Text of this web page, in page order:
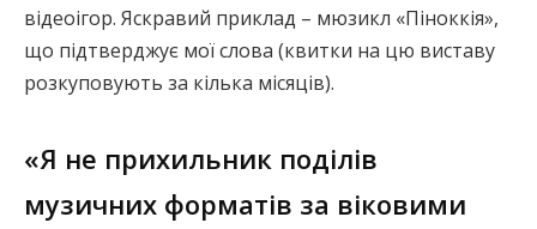
відеоігор. Яскравий приклад – мюзикл «Піноккія»,
що підтверджує мої слова (квитки на цю виставу
розкуповують за кілька місяців).
«Я не прихильник поділів
музичних форматів за віковими